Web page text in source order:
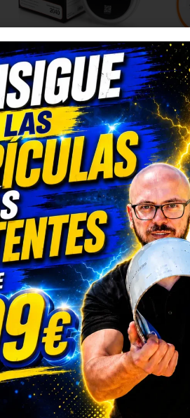
BALIZA V16,SEÑALIZACIÓN
METALIGHT – Baliza de Emergencia V16 [Conectada]
34,99€ 23,99€
AÑADIR AL CARRITO